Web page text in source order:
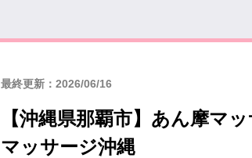
最終更新：2026/06/16
【沖縄県那覇市】あん摩マ
マッサージ沖縄